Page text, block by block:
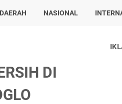
NASIONAL
DI